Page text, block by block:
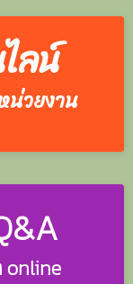
ลน์
น่วยงาน
online